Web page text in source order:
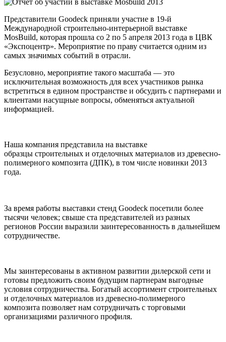
Представители Goodeck приняли участие в 19-й
Международной строительно-интерьерной выставке
MosBuild, которая прошла со 2 по 5 апреля 2013 года в ЦВК
«Экспоцентр». Мероприятие по праву считается одним из
самых значимых событий в отрасли.
Безусловно, мероприятие такого масштаба — это
исключительная возможность для всех участников рынка
встретиться в едином пространстве и обсудить с партнерами и
клиентами насущные вопросы, обменяться актуальной
информацией.
Наша компания представила на выставке
образцы строительных и отделочных материалов из древесно-
полимерного композита (ДПК), в том числе новинки 2013
года.
За время работы выставки стенд Goodeck посетили более
тысячи человек; свыше ста представителей из разных
регионов России выразили заинтересованность в дальнейшем
сотрудничестве.
Мы заинтересованы в активном развитии дилерской сети и
готовы предложить своим будущим партнерам выгодные
условия сотрудничества. Богатый ассортимент строительных
и отделочных материалов из древесно-полимерного
композита позволяет нам сотрудничать с торговыми
организациями различного профиля.